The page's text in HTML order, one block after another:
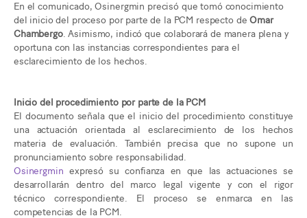
En el comunicado, Osinergmin precisó que tomó conocimiento
del inicio del proceso por parte de la PCM respecto deOmar
Chambergo. Asimismo, indicó que colaborará de manera plena y
oportuna con las instancias correspondientes para el
esclarecimiento de los hechos.
Inicio del procedimiento por parte de la PCM
El documento señala que el inicio del procedimiento constituye
una actuación orientada al esclarecimiento de los hechos
materia de evaluación. También precisa que no supone un
pronunciamiento sobre responsabilidad.
Osinergmin expresó su confianza en que las actuaciones se
desarrollarán dentro del marco legal vigente y con el rigor
técnico correspondiente. El proceso se enmarca en las
competencias de la PCM.